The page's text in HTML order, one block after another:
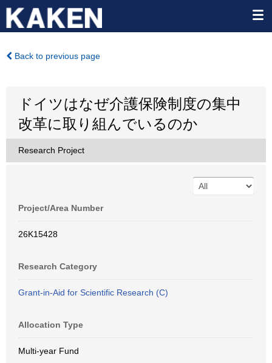
Back to previous page
ドイツはなぜ介護保険制度の集中
改革に取り組んでいるのか
Research Project
Project/Area Number
26K15428
Research Category
Grant-in-Aid for Scientific Research (C)
Allocation Type
Multi-year Fund